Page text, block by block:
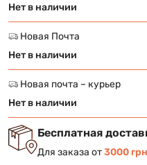
Нет в наличии
Новая Почта
Нет в наличии
Новая почта – курьер
Нет в наличии
Бесплатная
Для заказа от3000 грн